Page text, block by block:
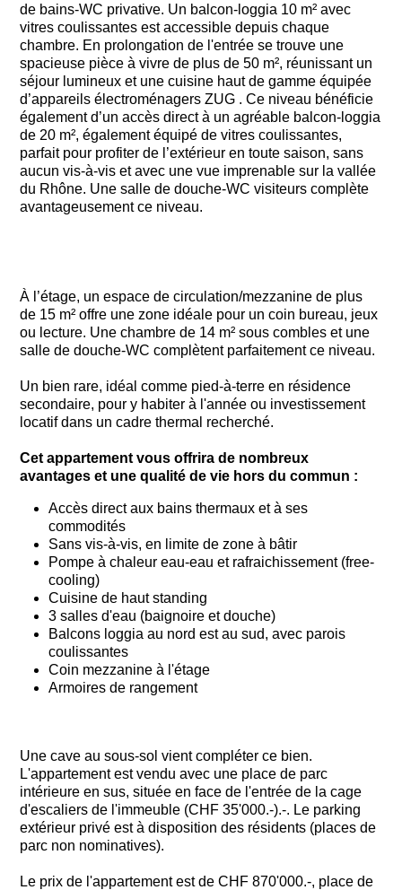
de bains-WC privative. Un balcon-loggia 10 m² avec
vitres coulissantes est accessible depuis chaque
chambre. En prolongation de l'entrée se trouve une
spacieuse pièce à vivre de plus de 50 m², réunissant un
séjour lumineux et une cuisine haut de gamme équipée
d’appareils électroménagers ZUG . Ce niveau bénéficie
également d’un accès direct à un agréable balcon-loggia
de 20 m², également équipé de vitres coulissantes,
parfait pour profiter de l’extérieur en toute saison, sans
aucun vis-à-vis et avec une vue imprenable sur la vallée
du Rhône. Une salle de douche-WC visiteurs complète
avantageusement ce niveau.
À l’étage, un espace de circulation/mezzanine de plus
de 15 m² offre une zone idéale pour un coin bureau, jeux
ou lecture. Une chambre de 14 m² sous combles et une
salle de douche-WC complètent parfaitement ce niveau.
Un bien rare, idéal comme pied-à-terre en résidence
secondaire, pour y habiter à l'année ou investissement
locatif dans un cadre thermal recherché.
Cet appartement vous offrira de nombreux
avantages et une qualité de vie hors du commun :
Accès direct aux bains thermaux et à ses
commodités
Sans vis-à-vis, en limite de zone à bâtir
Pompe à chaleur eau-eau et rafraichissement (free-
cooling)
Cuisine de haut standing
3 salles d'eau (baignoire et douche)
Balcons loggia au nord est au sud, avec parois
coulissantes
Coin mezzanine à l'étage
Armoires de rangement
Une cave au sous-sol vient compléter ce bien.
L'appartement est vendu avec une place de parc
intérieure en sus, située en face de l'entrée de la cage
d'escaliers de l'immeuble (CHF 35'000.-).-. Le parking
extérieur privé est à disposition des résidents (places de
parc non nominatives).
Le prix de l'appartement est de CHF 870'000.-, place de